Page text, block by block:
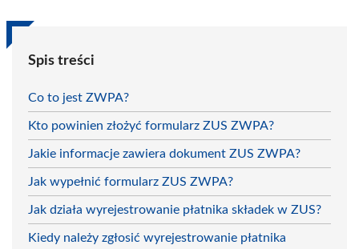
Spis treści
Co to jest ZWPA?
Kto powinien złożyć formularz ZUS ZWPA?
Jakie informacje zawiera dokument ZUS ZWPA?
Jak wypełnić formularz ZUS ZWPA?
Jak działa wyrejestrowanie płatnika składek w ZUS?
Kiedy należy zgłosić wyrejestrowanie płatnika